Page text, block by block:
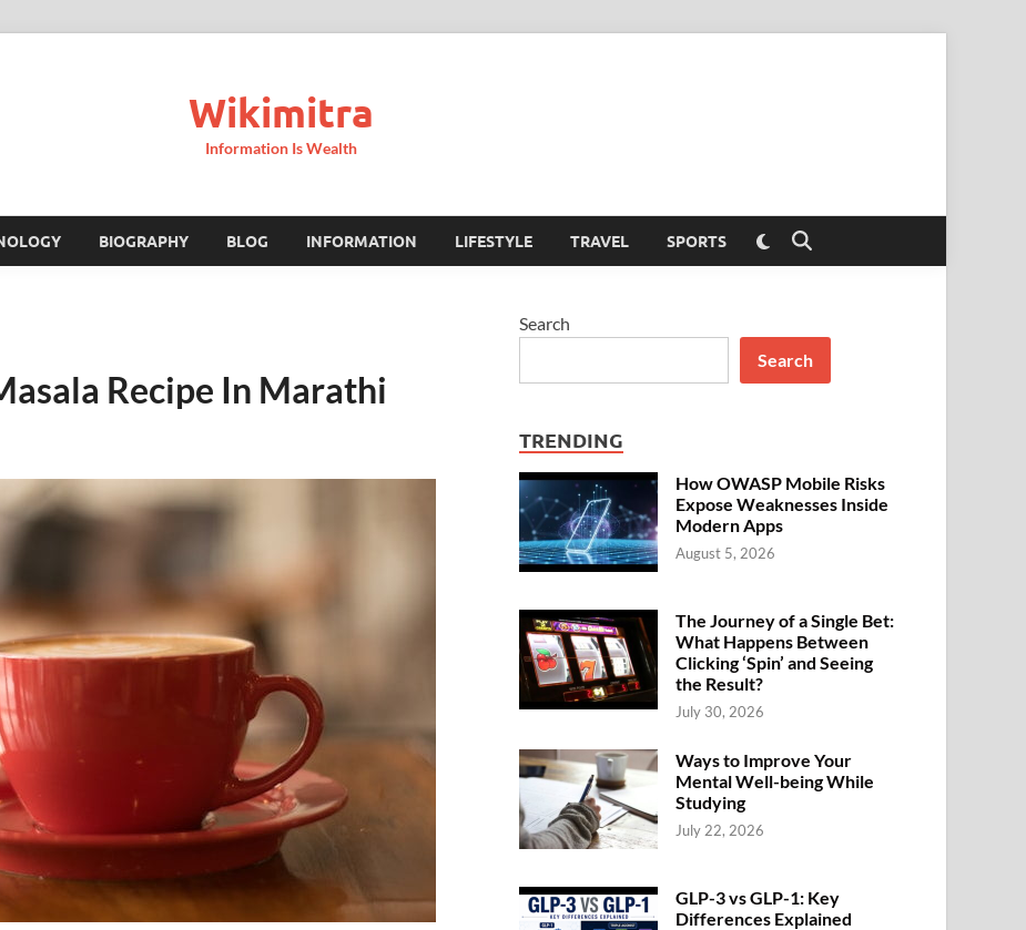
Wikimitra
Information Is Wealth
BIOGRAPHY BLOG INFORMATION LIFESTYLE TRAVEL SPORTS Switch
to
Open
Search
Masala Recipe In Marathi
Search
Search
TRENDING
How OWASP Mobile Risks
Expose Weaknesses Inside
Modern Apps
August 5, 2026
The Journey of a Single Bet:
What Happens Between
Clicking ‘Spin’ and Seeing
the Result?
July 30, 2026
Ways to Improve Your
Mental Well-being While
Studying
July 22, 2026
GLP-3 vs GLP-1: Key
Differences Explained